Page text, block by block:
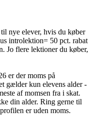
nye elever, hvis du køber
introlektion= 50 pct. rabat
Jo flere lektioner du køber,
er der moms på
gælder kun elevens alder -
af momsen fra i skat.
din alder. Ring gerne til
er uden moms.